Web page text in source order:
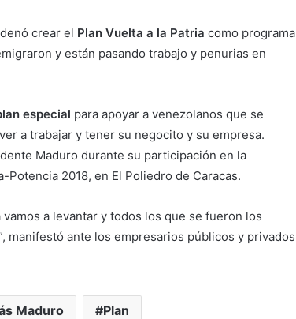
crear el Plan Vuelta a la Patria como programa
y están pasando trabajo y penurias en
especial para apoyar a venezolanos que se
a trabajar y tener su negocito y su empresa.
Maduro durante su participación en la
2018, en El Poliedro de Caracas.
vamos a levantar y todos los que se fueron los
manifestó ante los empresarios públicos y privados
Maduro Plan